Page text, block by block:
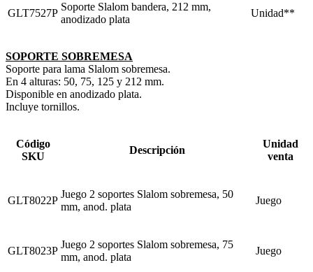
GLT7527P
Soporte Slalom bandera, 212 mm,
anodizado plata
Unidad**
SOPORTE SOBREMESA
Soporte para lama Slalom sobremesa.
En 4 alturas: 50, 75, 125 y 212 mm.
Disponible en anodizado plata.
Incluye tornillos.
Código
SKU
Descripción
Unidad
venta
GLT8022P
Juego 2 soportes Slalom sobremesa, 50
mm, anod. plata
Juego
GLT8023P
Juego 2 soportes Slalom sobremesa, 75
mm, anod. plata
Juego